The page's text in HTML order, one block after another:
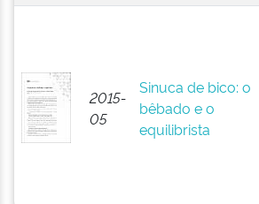
2015-
05
Sinuca de bico: o
bêbado e o
equilibrista